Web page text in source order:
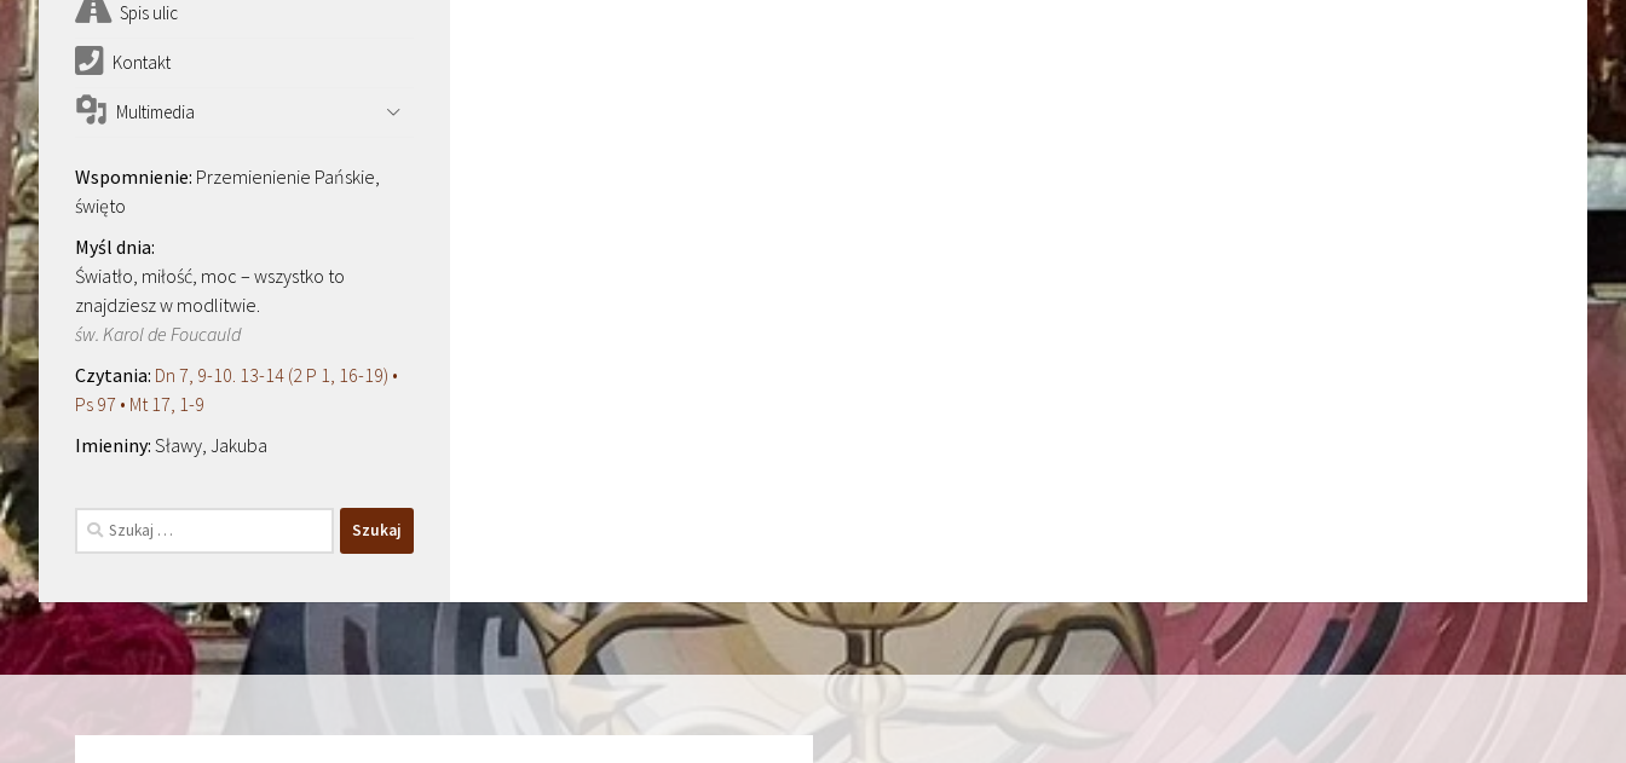
Spis ulic
Kontakt
Multimedia
Przemienienie Pańskie,
święto
Światło, miłość, moc – wszystko to
znajdziesz w modlitwie.
św. Karol de Foucauld
Dn 7, 9-10. 13-14 (2 P 1, 16-19) •
Ps 97 • Mt 17, 1-9
Sławy, Jakuba
Szukaj: